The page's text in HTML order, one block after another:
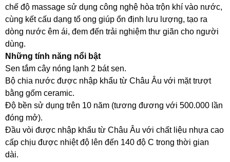
chế độ massage sử dụng công nghệ hòa trộn khí vào nước,
cùng kết cấu dạng tổ ong giúp ổn định lưu lượng, tạo ra
dòng nước êm ái, đem đến trải nghiệm thư giãn cho người
dùng.
Những tính năng nổi bật
Sen tắm cây nóng lạnh 2 bát sen.
Bộ chia nước được nhập khẩu từ Châu Âu với mặt trượt
bằng gốm ceramic.
Độ bền sử dụng trên 10 năm (tương đương với 500.000 lần
đóng mở).
Đầu vòi được nhập khẩu từ Châu Âu với chất liệu nhựa cao
cấp chịu được nhiệt độ lên đến 140 độ C trong thời gian
dài.